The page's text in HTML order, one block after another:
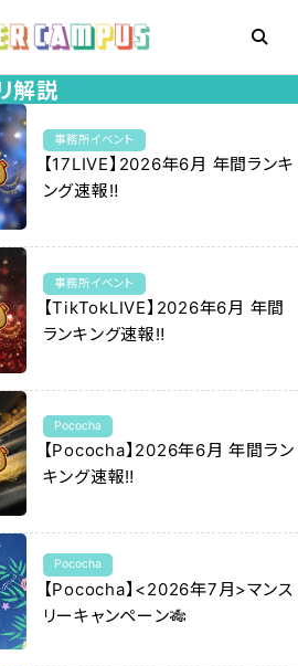
解説
事務所イベント
【17LIVE】2026年6月 年間ランキ
ング速報‼️
事務所イベント
【TikTokLIVE】2026年6月 年間
ランキング速報‼️
Pococha
【Pococha】2026年6月 年間ラン
キング速報‼️
Pococha
【Pococha】<2026年7月>マンス
リーキャンペーン🎋